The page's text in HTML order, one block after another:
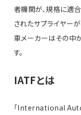
者機関が、規格に適
されたサプライヤー
車メーカーはその中
す。
IATFとは
「International